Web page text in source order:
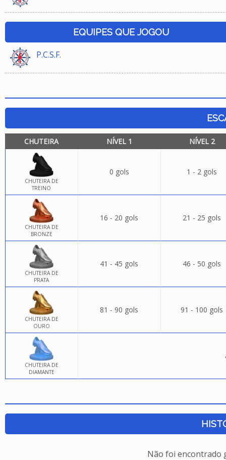
EQUIPES QUE JOGOU
P.C.S.F.
CHUTEIRA NÍVEL 1 NÍVEL 2
CHUTEIRA DE
TREINO
0 gols 1 - 2 gols
CHUTEIRA DE
BRONZE
16 - 20 gols 21 - 25 gols
CHUTEIRA DE
PRATA
41 - 45 gols 46 - 50 gols
CHUTEIRA DE
OURO
81 - 90 gols 91 - 100 gols
CHUTEIRA DE
DIAMANTE
Não foi encontrado